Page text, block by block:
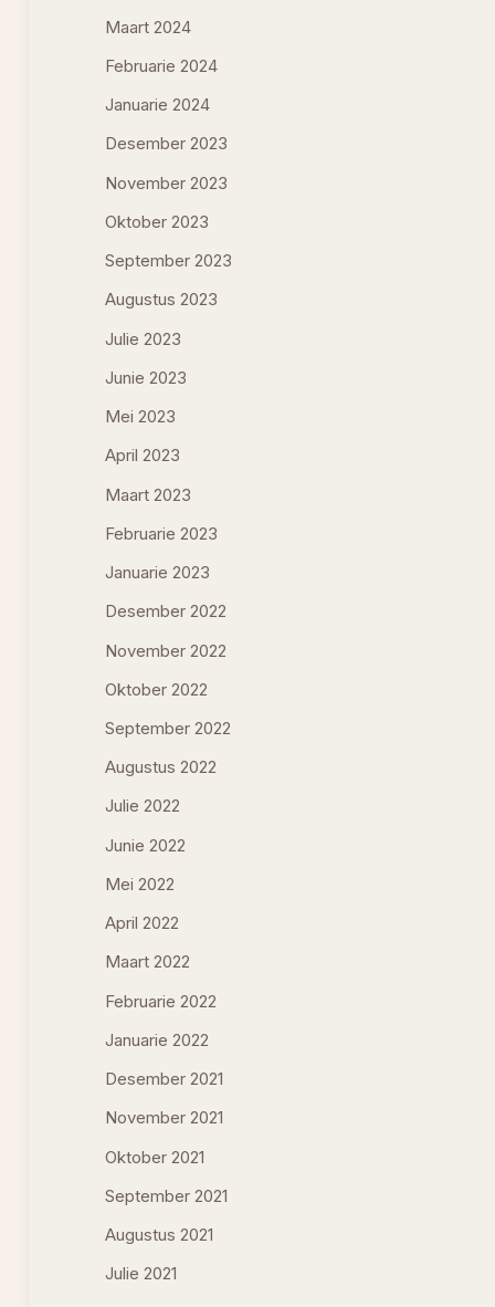
Maart 2024
Februarie 2024
Januarie 2024
Desember 2023
November 2023
Oktober 2023
September 2023
Augustus 2023
Julie 2023
Junie 2023
Mei 2023
April 2023
Maart 2023
Februarie 2023
Januarie 2023
Desember 2022
November 2022
Oktober 2022
September 2022
Augustus 2022
Julie 2022
Junie 2022
Mei 2022
April 2022
Maart 2022
Februarie 2022
Januarie 2022
Desember 2021
November 2021
Oktober 2021
September 2021
Augustus 2021
Julie 2021